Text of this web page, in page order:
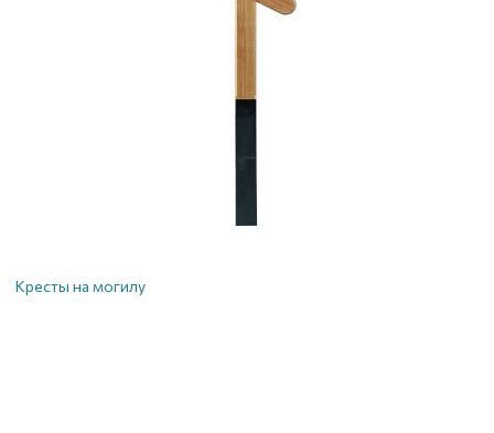
Кресты на могилу